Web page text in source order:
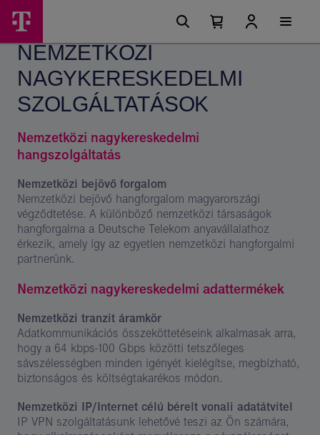
Nemzetközi
nagykereskedelmi
szolgáltatások
Magyar
csoport
Főmenü
lehetőségek
Kosárban
0
Kosár
NEMZETKÖZI
NAGYKERESKEDELMI
SZOLGÁLTATÁSOK
Nemzetközi nagykereskedelmi
hangszolgáltatás
Nemzetközi bejövő forgalom
Nemzetközi bejövő hangforgalom magyarországi
végződtetése. A különböző nemzetközi társaságok
hangforgalma a Deutsche Telekom anyavállalathoz
érkezik, amely így az egyetlen nemzetközi hangforgalmi
partnerünk.
Nemzetközi nagykereskedelmi adattermékek
Nemzetközi tranzit áramkör
Adatkommunikációs összeköttetéseink alkalmasak arra,
hogy a 64 kbps-100 Gbps közötti tetszőleges
sávszélességben minden igényét kielégítse, megbízható,
biztonságos és költségtakarékos módon.
Nemzetközi IP/Internet célú bérelt vonali adatátvitel
IP VPN szolgáltatásunk lehetővé teszi az Ön számára,